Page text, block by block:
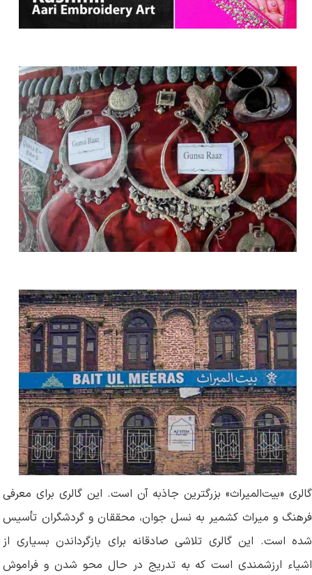
گالری «بیت‌المیراث» بزرگترین جاذبه آن است. این گالری برای معرفی
فرهنگ و میراث کشمیر به نسل جوان، محققان و گردشگران تأسیس
شده است. این گالری تلاشی صادقانه برای بازگرداندن بسیاری از
اشیاء ارزشمندی است که به تدریج در حال محو شدن و فراموش